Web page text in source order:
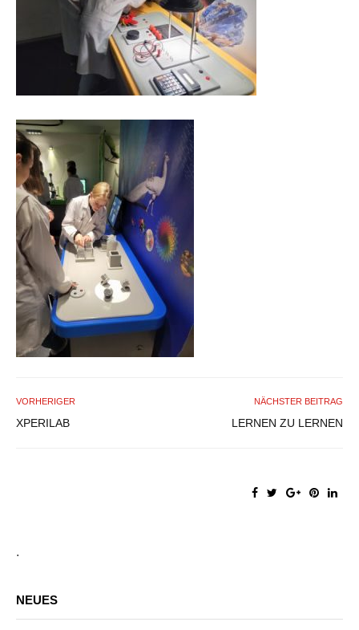
VORHERIGER
XPERILAB
NÄCHSTER BEITRAG
LERNEN ZU LERNEN
.
NEUES